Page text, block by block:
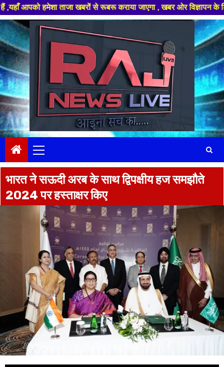
ताजा खबरों से रूबरू कराया जाएगा , खबर ओर विज्ञापन के लिए
Skip
to
content
Menu
भारत ने सऊदी अरब के साथ द्विपक्षीय हज समझौते
2024 पर हस्ताक्षर किए